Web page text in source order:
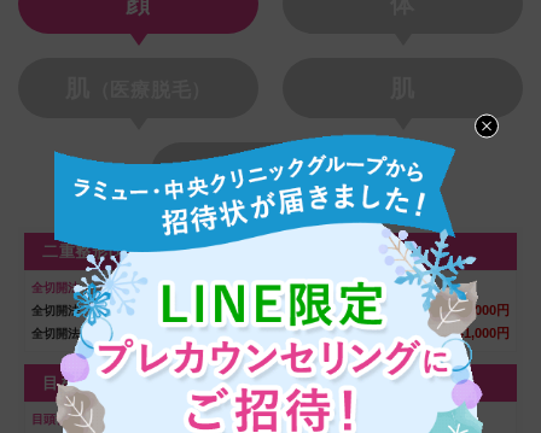
その他
二重整形(埋没法)
全切開法
全切開法
253,000円
全切開法＋脱脂 341,000円
目を大きくする整形
目頭切開法